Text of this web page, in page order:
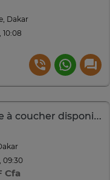
Dakar
Chambre à coucher disponible
09:30
Cfa